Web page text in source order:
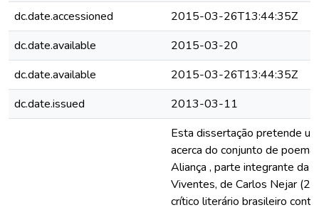
dc.date.accessioned
2015-03-26T13:44:35Z
dc.date.available
2015-03-20
dc.date.available
2015-03-26T13:44:35Z
dc.date.issued
2013-03-11
Esta dissertação pretende
acerca do conjunto de
Aliança , parte integrante da
Viventes, de Carlos Nejar
crítico literário brasileiro